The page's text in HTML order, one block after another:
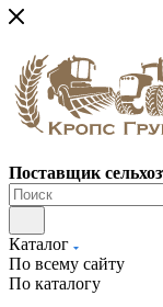
Поставщик
Каталог
По всему сайту
По каталогу